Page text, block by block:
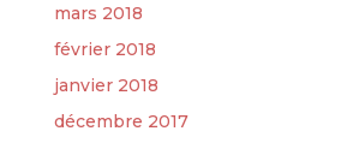
mars 2018
février 2018
janvier 2018
décembre 2017